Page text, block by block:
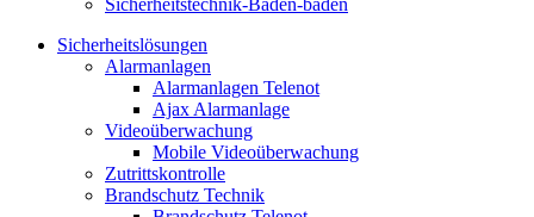
Sicherheitstechnik-Baden-baden
Sicherheitslösungen
Alarmanlagen
Alarmanlagen Telenot
Ajax Alarmanlage
Videoüberwachung
Mobile Videoüberwachung
Zutrittskontrolle
Brandschutz Technik